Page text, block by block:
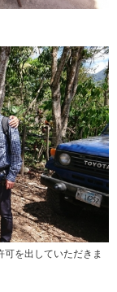
を出していただきま